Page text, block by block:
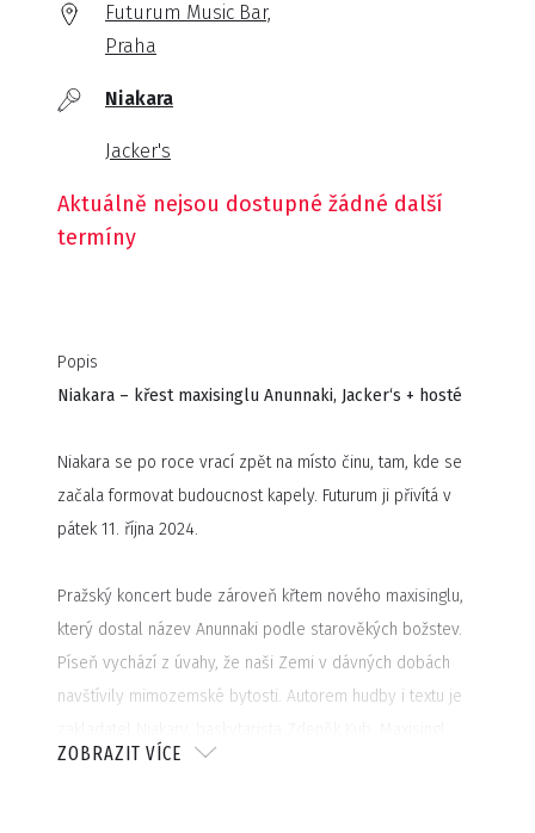
Futurum Music Bar,
Praha
Niakara
Jacker's
Aktuálně nejsou dostupné žádné další
termíny
Popis
Niakara – křest maxisinglu Anunnaki, Jacker‘s + hosté
Niakara se po roce vrací zpět na místo činu, tam, kde se
začala formovat budoucnost kapely. Futurum ji přivítá v
pátek 11. října 2024.
Pražský koncert bude zároveň křtem nového maxisinglu,
který dostal název Anunnaki podle starověkých božstev.
Píseň vychází z úvahy, že naši Zemi v dávných dobách
navštívily mimozemské bytosti. Autorem hudby i textu je
bude mít tři kmotry jako tři sudičky. Těmi budou autoři
ZOBRAZIT VÍCE